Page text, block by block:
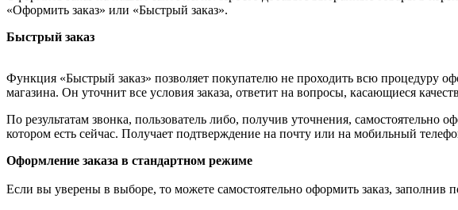
«Оформить заказ» или «Быстрый заказ».
Быстрый заказ
Функция «Быстрый заказ» позволяет покупателю не проходить всю процедуру
магазина. Он уточнит все условия заказа, ответит на вопросы, касающиеся
По результатам звонка, пользователь либо, получив уточнения,
котором есть сейчас. Получает подтверждение на почту или на мобильный
Оформление заказа в стандартном режиме
Если вы уверены в выборе, то можете самостоятельно оформить заказ, заполнив